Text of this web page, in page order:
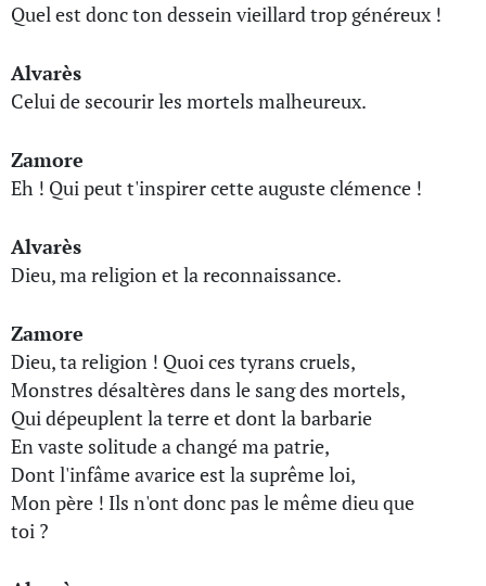
Quel est donc ton dessein vieillard trop généreux !
Alvarès
Celui de secourir les mortels malheureux.
Zamore
Eh ! Qui peut t'inspirer cette auguste clémence !
Alvarès
Dieu, ma religion et la reconnaissance.
Zamore
Dieu, ta religion ! Quoi ces tyrans cruels,
Monstres désaltères dans le sang des mortels,
Qui dépeuplent la terre et dont la barbarie
En vaste solitude a changé ma patrie,
Dont l'infâme avarice est la suprême loi,
Mon père ! Ils n'ont donc pas le même dieu que
toi ?